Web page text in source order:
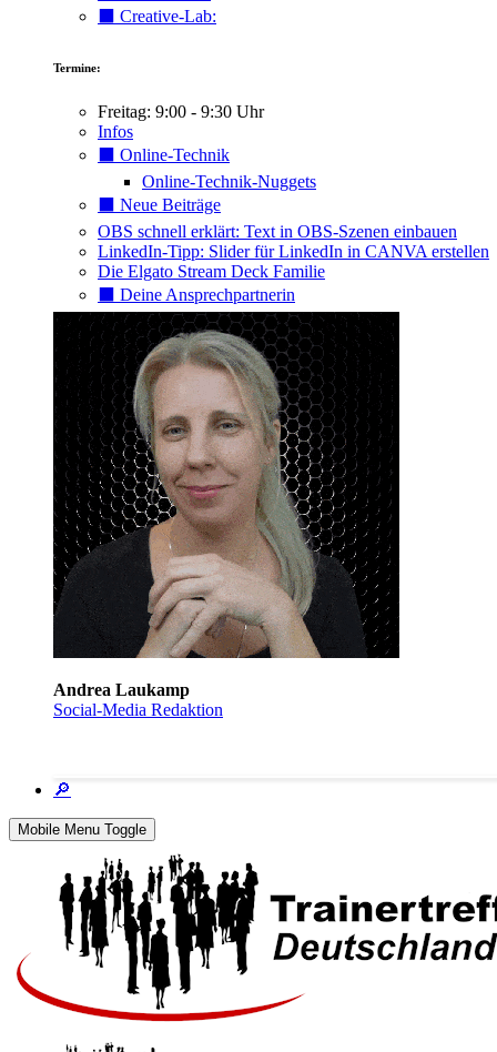
⬛️ Creative-Lab:
Termine:
Freitag: 9:00 - 9:30 Uhr
Infos
⬛️ Online-Technik
Online-Technik-Nuggets
⬛️ Neue Beiträge
OBS schnell erklärt: Text in OBS-Szenen einbauen
LinkedIn-Tipp: Slider für LinkedIn in CANVA erstellen
Die Elgato Stream Deck Familie
⬛️ Deine Ansprechpartnerin
Andrea Laukamp
Social-Media Redaktion
🔎
Mobile Menu Toggle